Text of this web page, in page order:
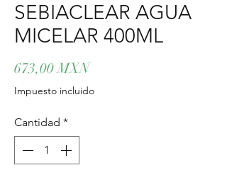
SEBIACLEAR AGUA
MICELAR 400ML
673,00 MXNPrecio
Impuesto incluido
Cantidad *